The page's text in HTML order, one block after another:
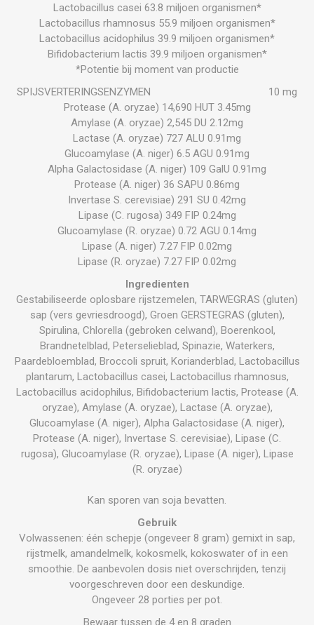
Lactobacillus casei 63.8 miljoen organismen*
Lactobacillus rhamnosus 55.9 miljoen organismen*
Lactobacillus acidophilus 39.9 miljoen organismen*
Bifidobacterium lactis 39.9 miljoen organismen*
*Potentie bij moment van productie
SPIJSVERTERINGSENZYMEN 10 mg
Protease (A. oryzae) 14,690 HUT 3.45mg
Amylase (A. oryzae) 2,545 DU 2.12mg
Lactase (A. oryzae) 727 ALU 0.91mg
Glucoamylase (A. niger) 6.5 AGU 0.91mg
Alpha Galactosidase (A. niger) 109 GalU 0.91mg
Protease (A. niger) 36 SAPU 0.86mg
Invertase S. cerevisiae) 291 SU 0.42mg
Lipase (C. rugosa) 349 FIP 0.24mg
Glucoamylase (R. oryzae) 0.72 AGU 0.14mg
Lipase (A. niger) 7.27 FIP 0.02mg
Lipase (R. oryzae) 7.27 FIP 0.02mg
Ingredienten
Gestabiliseerde oplosbare rijstzemelen, TARWEGRAS (gluten)
sap (vers gevriesdroogd), Groen GERSTEGRAS (gluten),
Spirulina, Chlorella (gebroken celwand), Boerenkool,
Brandnetelblad, Peterselieblad, Spinazie, Waterkers,
Paardebloemblad, Broccoli spruit, Korianderblad, Lactobacillus
plantarum, Lactobacillus casei, Lactobacillus rhamnosus,
Lactobacillus acidophilus, Bifidobacterium lactis, Protease (A.
oryzae), Amylase (A. oryzae), Lactase (A. oryzae),
Glucoamylase (A. niger), Alpha Galactosidase (A. niger),
Protease (A. niger), Invertase S. cerevisiae), Lipase (C.
rugosa), Glucoamylase (R. oryzae), Lipase (A. niger), Lipase
(R. oryzae)
Kan sporen van soja bevatten.
Gebruik
Volwassenen: één schepje (ongeveer 8 gram) gemixt in sap,
rijstmelk, amandelmelk, kokosmelk, kokoswater of in een
smoothie. De aanbevolen dosis niet overschrijden, tenzij
voorgeschreven door een deskundige.
Ongeveer 28 porties per pot.
Bewaar tussen de 4 en 8 graden